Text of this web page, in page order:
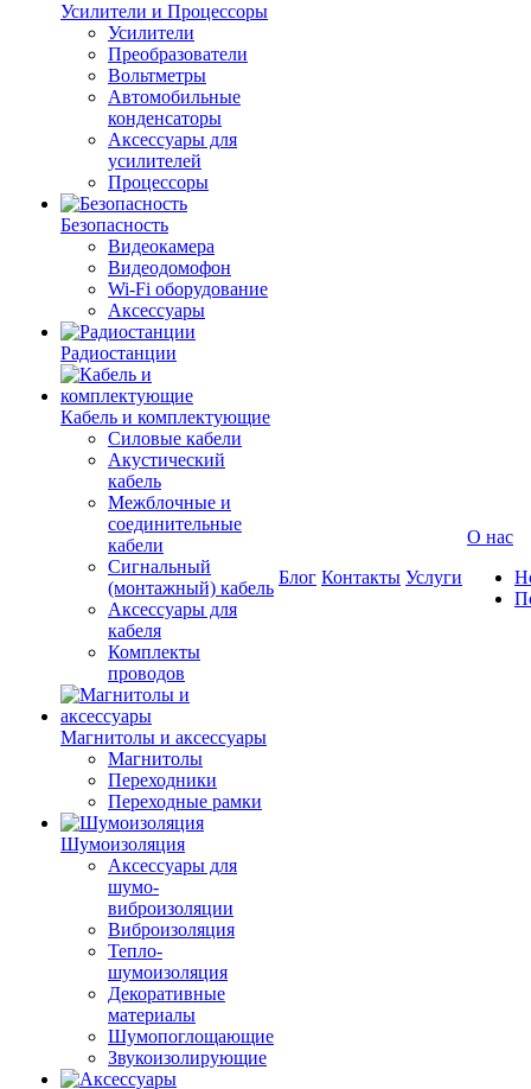
Усилители и Процессоры
Усилители
Преобразователи
Вольтметры
Автомобильные
конденсаторы
Аксессуары для
усилителей
Процессоры
Безопасность
Видеокамера
Видеодомофон
Wi-Fi оборудование
Аксессуары
Радиостанции
Кабель и комплектующие
Силовые кабели
Акустический
кабель
Межблочные и
соединительные
кабели
Сигнальный
(монтажный) кабель
Аксессуары для
кабеля
Комплекты
проводов
Магнитолы и аксессуары
Магнитолы
Переходники
Переходные рамки
Шумоизоляция
Аксессуары для
шумо-
виброизоляции
Виброизоляция
Тепло-
шумоизоляция
Декоративные
материалы
Шумопоглощающие
Звукоизолирующие
Блог Контакты Услуги
О нас